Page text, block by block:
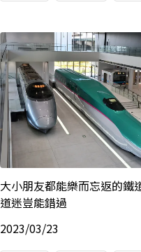
大小朋友都能樂而忘返的鐵
道迷豈能錯過
2023/03/23